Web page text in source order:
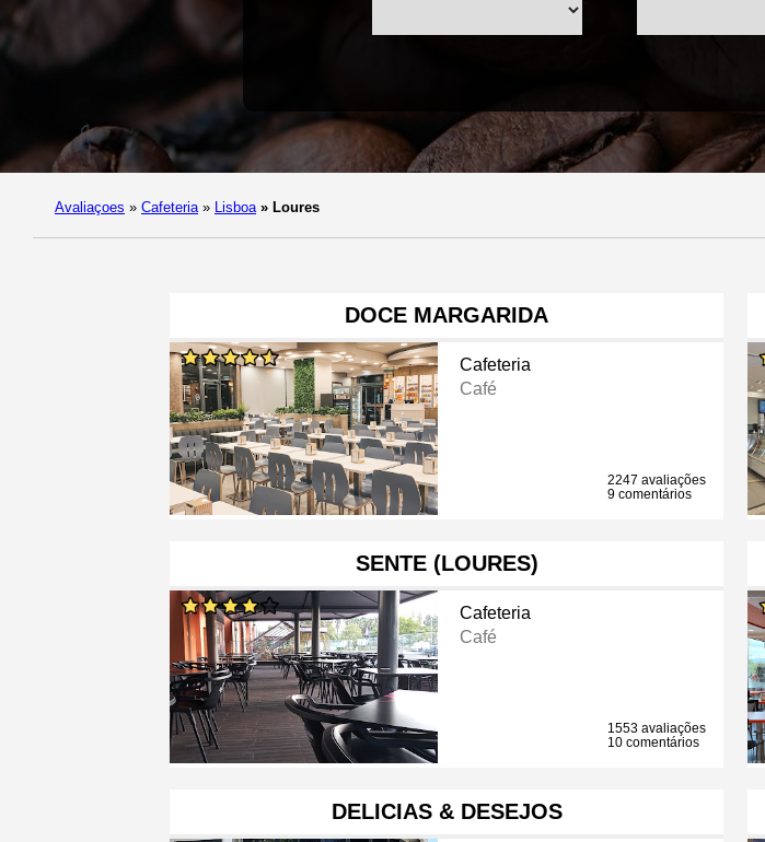
Avaliaçoes » Cafeteria » Lisboa » Loures
DOCE MARGARIDA
Cafeteria
Café
2247 avaliações
9 comentários
SENTE (LOURES)
Cafeteria
Café
1553 avaliações
10 comentários
DELICIAS & DESEJOS